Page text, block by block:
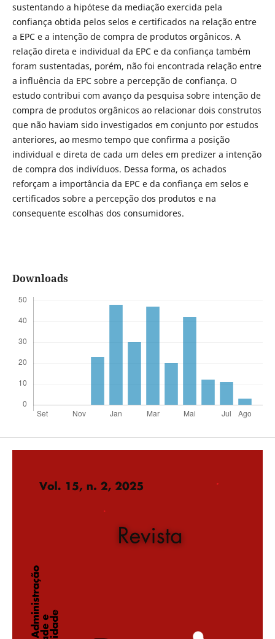
sustentando a hipótese da mediação exercida pela
confiança obtida pelos selos e certificados na relação entre
a EPC e a intenção de compra de produtos orgânicos. A
relação direta e individual da EPC e da confiança também
foram sustentadas, porém, não foi encontrada relação entre
a influência da EPC sobre a percepção de confiança. O
estudo contribui com avanço da pesquisa sobre intenção de
compra de produtos orgânicos ao relacionar dois construtos
que não haviam sido investigados em conjunto por estudos
anteriores, ao mesmo tempo que confirma a posição
individual e direta de cada um deles em predizer a intenção
de compra dos indivíduos. Dessa forma, os achados
reforçam a importância da EPC e da confiança em selos e
certificados sobre a percepção dos produtos e na
consequente escolhas dos consumidores.
Downloads